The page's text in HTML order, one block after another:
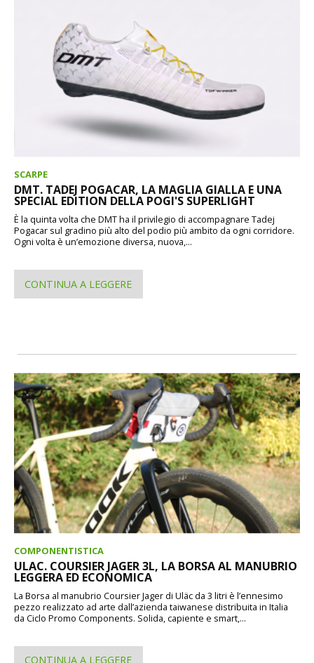
SCARPE
DMT. TADEJ POGACAR, LA MAGLIA GIALLA E UNA
SPECIAL EDITION DELLA POGI'S SUPERLIGHT
È la quinta volta che DMT ha il privilegio di accompagnare Tadej
Pogacar sul gradino più alto del podio più ambito da ogni corridore.
Ogni volta è un’emozione diversa, nuova,...
CONTINUA A LEGGERE
COMPONENTISTICA
ULAC. COURSIER JAGER 3L, LA BORSA AL MANUBRIO
LEGGERA ED ECONOMICA
La Borsa al manubrio Coursier Jager di Uläc da 3 litri è l’ennesimo
pezzo realizzato ad arte dall’azienda taiwanese distribuita in Italia
da Ciclo Promo Components. Solida, capiente e smart,...
CONTINUA A LEGGERE